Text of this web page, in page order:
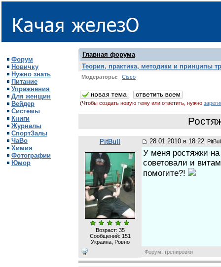
Форум
Новичку
Нужно знать
Питание
Упражнения
Для женщин
Вейдер
Системы
Книги
Журналы
СпортЗалы
ЧаВо
Химия
Фотографии
Юмор
Главная форума
Теория, практика, методики и принципы
Модераторы: Cisco
(Чтобы создать новую тему или ответить, нужно
PitBull 28.01.2010 в 18:22 , PitBull
Возраст: 35
Сообщений: 151
Украина, Ровно
У меня ростяжки
советовали и
помогите?!
Форум: тренировки